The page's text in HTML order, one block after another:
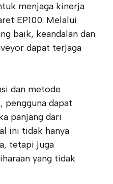
menjaga kinerja
EP100. Melalui
baik, keandalan dan
dapat terjaga
dan metode
pengguna dapat
panjang dari
ini tidak hanya
tetapi juga
yang tidak